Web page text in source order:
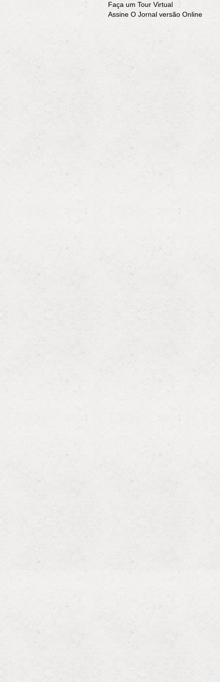
Faça um Tour Virtual
Assine O Jornal versão Online